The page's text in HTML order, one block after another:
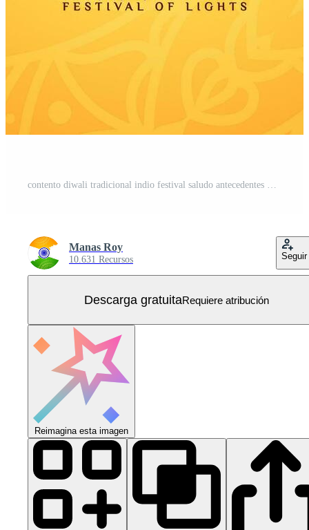
contento diwali tradicional indio festival saludo antecedentes Vector Gratis
Manas Roy
10.631 Recursos Seguir
Descarga gratuitaRequiere atribución
Reimagina esta imagen